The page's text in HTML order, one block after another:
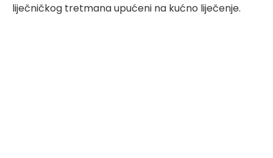
liječničkog tretmana upućeni na kućno liječenje.